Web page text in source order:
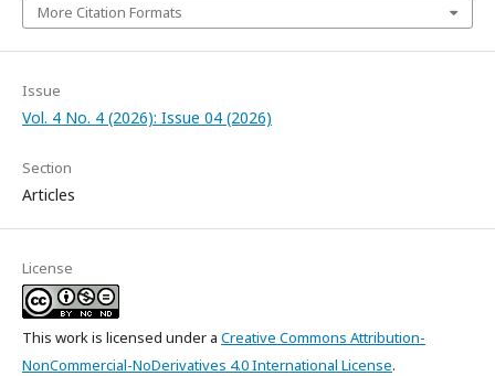
More Citation Formats
Issue
Vol. 4 No. 4 (2026): Issue 04 (2026)
Section
Articles
License
This work is licensed under a Creative Commons Attribution-
NonCommercial-NoDerivatives 4.0 International License.